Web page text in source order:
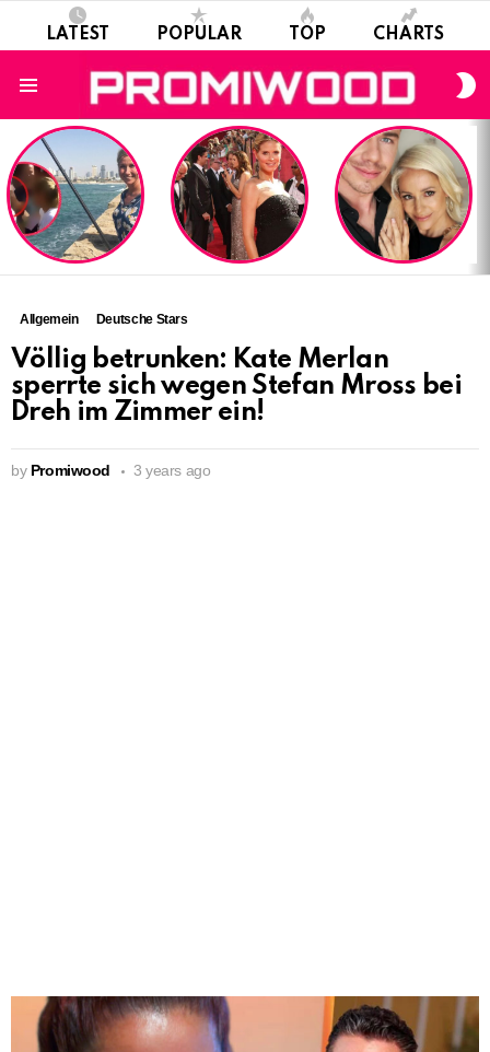
LATEST POPULAR TOP CHARTS
LATEST
STORIES
Allgemein Deutsche Stars
Völlig betrunken: Kate Merlan
sperrte sich wegen Stefan Mross bei
Dreh im Zimmer ein!
by Promiwood 3 years ago